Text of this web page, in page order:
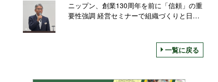
ニップン、創業130周年を前に「信頼」の重
要性強調 経営セミナーで組織づくりと日本
一覧に戻る